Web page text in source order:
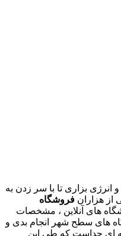
بزاری تا با سر زدن به
از هزاران فروشگاه
های آنلاین ، مشخصات
های سطح شهر انجام بدی و
ای جداست که طی این